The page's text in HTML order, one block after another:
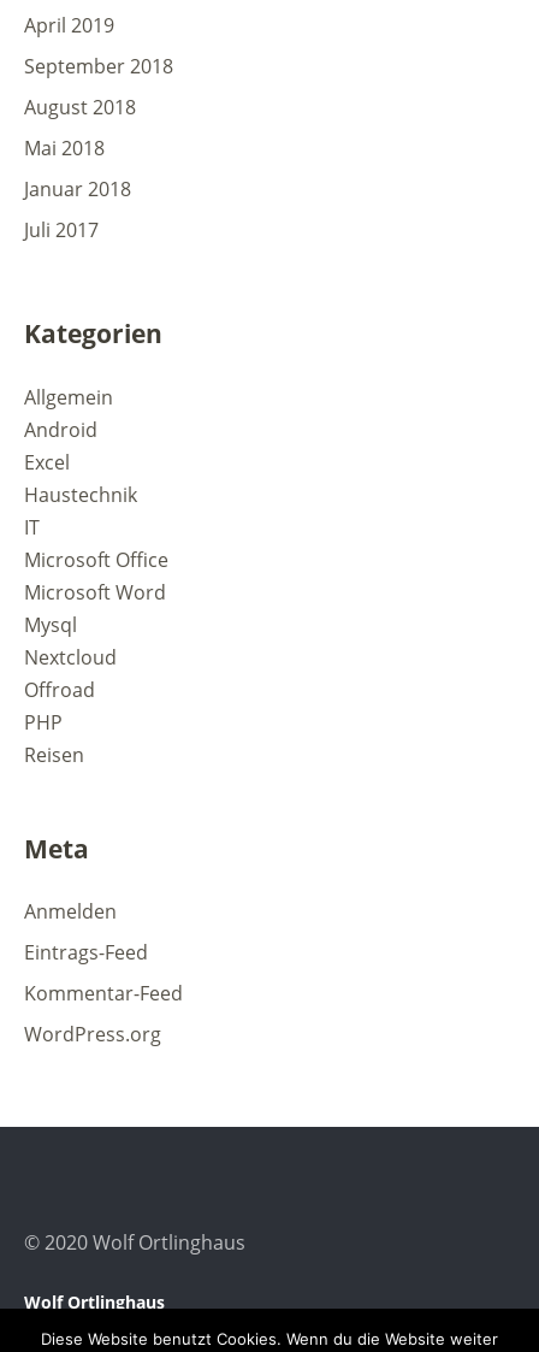
April 2019
September 2018
August 2018
Mai 2018
Januar 2018
Juli 2017
Kategorien
Allgemein
Android
Excel
Haustechnik
IT
Microsoft Office
Microsoft Word
Mysql
Nextcloud
Offroad
PHP
Reisen
Meta
Anmelden
Eintrags-Feed
Kommentar-Feed
WordPress.org
© 2020 Wolf Ortlinghaus
Wolf Ortlinghaus
Impressum
Diese Website benutzt Cookies. Wenn du die Website weiter